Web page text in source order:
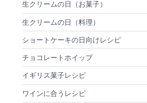
生クリームの日（お菓子）
生クリームの日（料理）
ショートケーキの日向けレシピ
チョコレートホイップ
イギリス菓子レシピ
ワインに合うレシピ